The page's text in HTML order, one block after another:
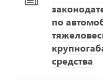
по
средства